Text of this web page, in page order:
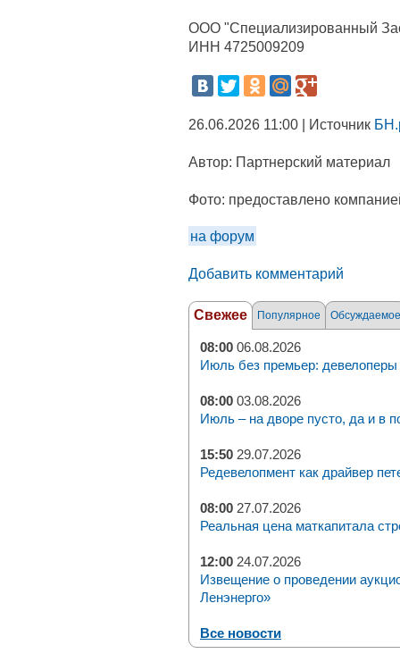
ООО "Специализированный
ИНН 4725009209
26.06.2026 11:00 | Источник
Автор: Партнерский материал
Фото: предоставлено
на форум
Добавить комментарий
Свежее Популярное Обсуждаемое
08:00 06.08.2026
Июль без премьер: девелоперы
08:00 03.08.2026
Июль – на дворе пусто, да и в
15:50 29.07.2026
Редевелопмент как драйвер
08:00 27.07.2026
Реальная цена маткапитала
12:00 24.07.2026
Извещение о проведении
Ленэнерго»
Все новости